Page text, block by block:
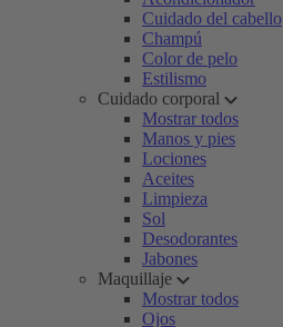
Cuidado del cabello
Champú
Color de pelo
Estilismo
Cuidado corporal
Mostrar todos
Manos y pies
Lociones
Aceites
Limpieza
Sol
Desodorantes
Jabones
Maquillaje
Mostrar todos
Ojos